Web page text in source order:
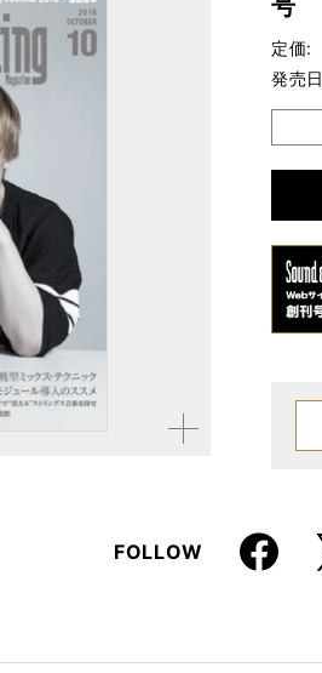
拡大す
号
定価
発売日
仕様
FOLLOWFaceboo
k
X